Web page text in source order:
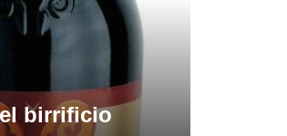
birrificio